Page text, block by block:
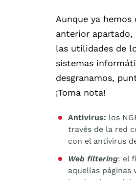
Aunque ya
anterior apartado,
las utilidades de
sistemas
desgranamos,
¡Toma nota!
Antivirus: los
través de la red
con el antivirus
Web filtering: el
aquellas páginas